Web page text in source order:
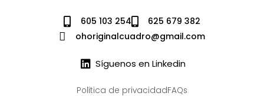
605 103 254
625 679 382
ohoriginalcuadro@gmail.com
Síguenos en Linkedin
Política de privacidadFAQs